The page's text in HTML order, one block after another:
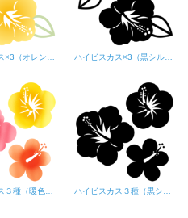
ハイビスカス×3（黒シルエット）
ハイビスカス３種（暖色系） ハイビスカス３種（黒シルエット）